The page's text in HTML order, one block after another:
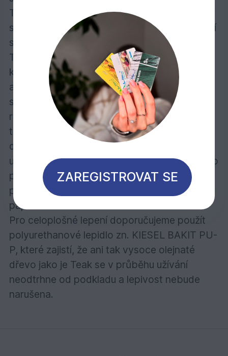
Teak má na rozdíl od barmského teaku živější
strukturu, širší škálu barevnosti a různorodější
strukturu.
Teak má hustotu po vysušení od 610 do 690
kg/m3, průměrně 640 kg/m3. Suší se pomalu
a při použití má dobrou stabilitu. Teak má
střední pevnost v ohybu, nízkou tuhost a
rázovou houževnatost, vysokou pevnost v
tlaku a je středně vhodný k ohýbání. Lze jej
dobře opracovávat. Podlahové dílce jsou
určeny pro pokládku celoplošným lepením. Po
pokládce je nutné provést celoplošné
přebroušení povrchu zrnitostí brusného
papíru 150.
Pro celoplošné lepení doporučujeme použít
polyurethanové lepidlo zn. KIESEL BAKIT PU-
P, které zajistí, že ani tak vysoce olejnaté
dřevo jako je Teak se v průběhu užívání
neodtrhne od podkladu a lepivost nebude
narušena.
ZAREGISTROVAT SE